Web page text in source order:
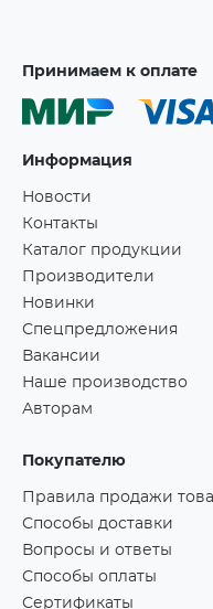
Принимаем к оплате
Информация
Новости
Контакты
Каталог продукции
Производители
Новинки
Спецпредложения
Вакансии
Наше производство
Авторам
Покупателю
Правила продажи
Способы доставки
Вопросы и ответы
Способы оплаты
Сертификаты